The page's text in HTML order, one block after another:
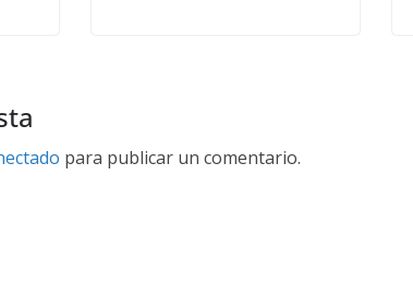
para publicar un comentario.